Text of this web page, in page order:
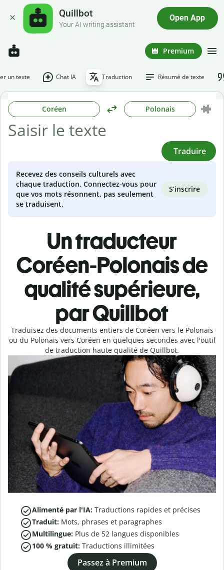
Quillbot
Your AI writing assistant
Open App
Premium
un texte Chat IA Traduction Résumé de texte
Coréen Polonais
Traduire
Recevez des conseils culturels avec
chaque traduction. Connectez-vous pour
que vos mots résonnent, pas seulement
se traduisent.
S’inscrire
Un traducteur
Coréen-Polonais de
qualité supérieure,
par Quillbot
Traduisez des documents entiers de Coréen vers le Polonais
ou du Polonais vers Coréen en quelques secondes avec l'outil
de traduction haute qualité de Quillbot.
Alimenté par l'IA: Traductions rapides et précises
Traduit: Mots, phrases et paragraphes
Multilingue: Plus de 52 langues disponibles
100 % gratuit: Traductions illimitées
Passez à Premium